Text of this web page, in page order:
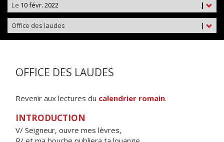
|
Le 10 févr. 2022
|
Office des laudes
OFFICE DES LAUDES
Revenir aux lectures du calendrier romain.
INTRODUCTION
V/ Seigneur, ouvre mes lèvres,